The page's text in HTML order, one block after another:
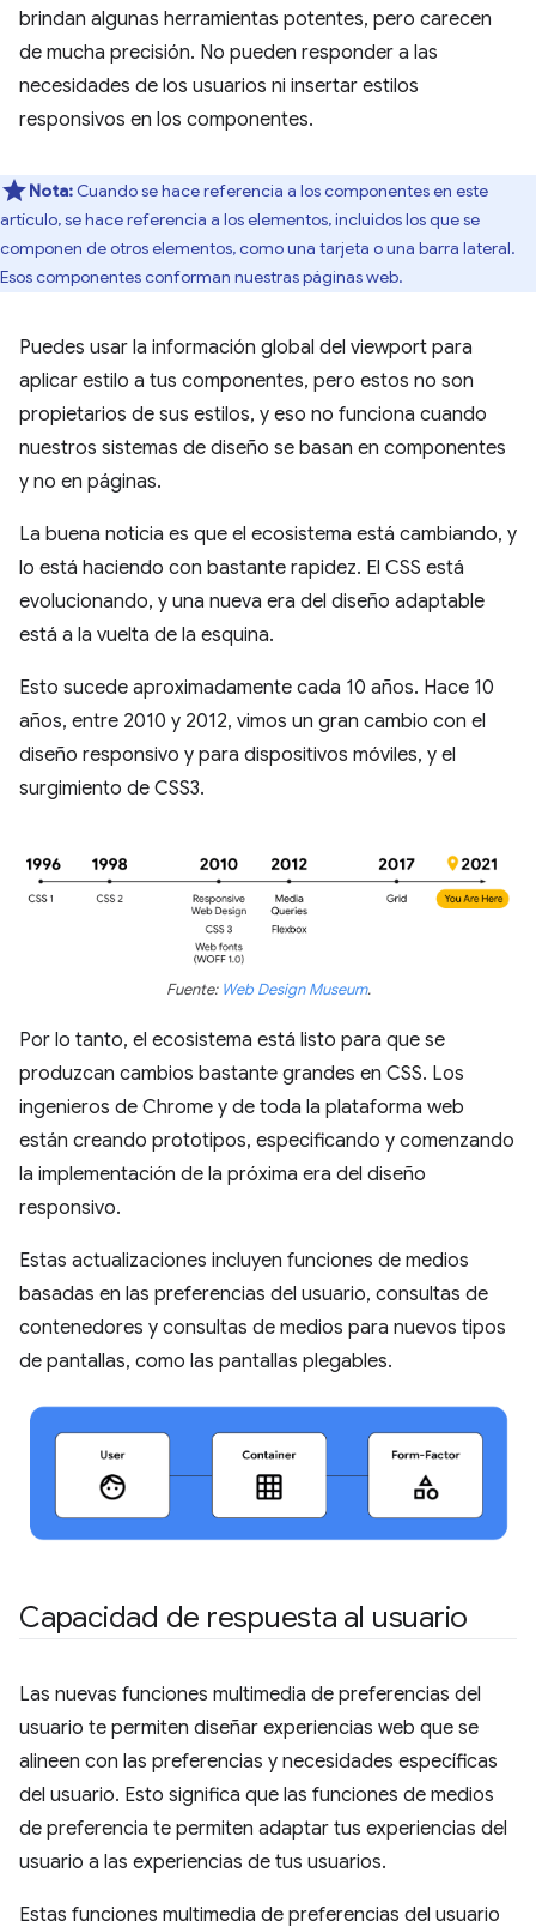
brindan algunas herramientas potentes, pero carecen
de mucha precisión. No pueden responder a las
necesidades de los usuarios ni insertar estilos
responsivos en los componentes.
Nota: Cuando se hace referencia a los componentes en este
artículo, se hace referencia a los elementos, incluidos los que se
componen de otros elementos, como una tarjeta o una barra lateral.
Esos componentes conforman nuestras páginas web.
Puedes usar la información global del viewport para
aplicar estilo a tus componentes, pero estos no son
propietarios de sus estilos, y eso no funciona cuando
nuestros sistemas de diseño se basan en componentes
y no en páginas.
La buena noticia es que el ecosistema está cambiando, y
lo está haciendo con bastante rapidez. El CSS está
evolucionando, y una nueva era del diseño adaptable
está a la vuelta de la esquina.
Esto sucede aproximadamente cada 10 años. Hace 10
años, entre 2010 y 2012, vimos un gran cambio con el
diseño responsivo y para dispositivos móviles, y el
surgimiento de CSS3.
Fuente: Web Design Museum.
Por lo tanto, el ecosistema está listo para que se
produzcan cambios bastante grandes en CSS. Los
ingenieros de Chrome y de toda la plataforma web
están creando prototipos, especificando y comenzando
la implementación de la próxima era del diseño
responsivo.
Estas actualizaciones incluyen funciones de medios
basadas en las preferencias del usuario, consultas de
contenedores y consultas de medios para nuevos tipos
de pantallas, como las pantallas plegables.
Capacidad de respuesta al usuario
Las nuevas funciones multimedia de preferencias del
usuario te permiten diseñar experiencias web que se
alineen con las preferencias y necesidades específicas
del usuario. Esto significa que las funciones de medios
de preferencia te permiten adaptar tus experiencias del
usuario a las experiencias de tus usuarios.
Estas funciones multimedia de preferencias del usuario